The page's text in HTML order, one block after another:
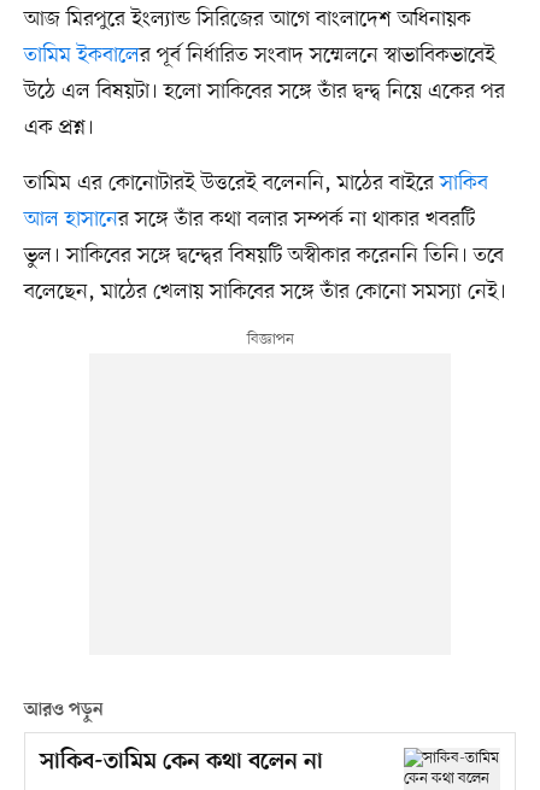
আজ মিরপুরে ইংল্যান্ড সিরিজের আগে বাংলাদেশ অধিনায়ক
তামিম ইকবালের পূর্ব নির্ধারিত সংবাদ সম্মেলনে স্বাভাবিকভাবেই
উঠে এল বিষয়টা। হলো সাকিবের সঙ্গে তাঁর দ্বন্দ্ব নিয়ে একের পর
এক প্রশ্ন।
তামিম এর কোনোটারই উত্তরেই বলেননি, মাঠের বাইরেসাকিব
আল হাসানের সঙ্গে তাঁর কথা বলার সম্পর্ক না থাকার খবরটি
ভুল। সাকিবের সঙ্গে দ্বন্দ্বের বিষয়টি অস্বীকার করেননি তিনি। তবে
বলেছেন, মাঠের খেলায় সাকিবের সঙ্গে তাঁর কোনো সমস্যা নেই।
আরও পড়ুন
সাকিব-তামিম কেন কথা বলেন না